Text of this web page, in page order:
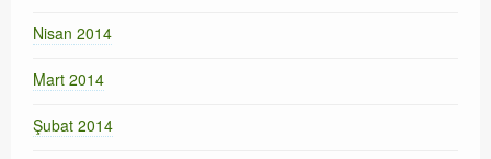
Nisan 2014
Mart 2014
Şubat 2014